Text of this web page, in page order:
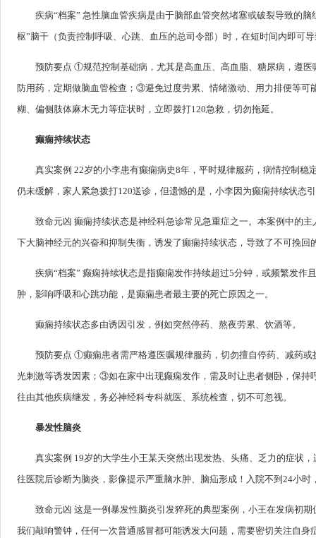
疾病“档案” 急性脑血管疾病是由于脑部血管突然堵塞或破裂导致的
枢”脑干（负责控制呼吸、心跳、血压的总司令部）时，在短时间内即可
预防要点 ①规范控制基础病，尤其是高血压、高血脂、糖尿病，遵
防用药，定期做脑血管检查；③避免过度劳累、情绪激动、用力排便等
糊、偏侧肢体麻木无力等症状时，立即拨打120急救，切勿拖延。
癫痫持续状态
真实案例 22岁的小李患有癫痫病史8年，平时规律服药，病情控制
仍未缓解，家人紧急拨打120送诊，但遗憾的是，小李因为癫痫持续状态
致命元凶 癫痫持续状态是神经科急诊常见急重症之一。本案例中的
下大脑神经元的兴奋和抑制失衡，诱发了癫痫持续状态，导致了不可挽回
疾病“档案” 癫痫持续状态是指癫痫发作持续超过5分钟，或频繁发
肿，影响呼吸和心跳功能，是癫痫患者最主要的死亡原因之一。
癫痫持续状态多由诱因引发，例如突然停药、熬夜劳累、饮酒等。
预防要点 ①癫痫患者需严格遵医嘱规律服药，切勿擅自停药、减药
光刺激等诱发因素；③如在家中出现癫痫发作，需及时让患者侧卧，保
往由其他疾病继发，务必神经科专科就医、系统检查，切不可忽视。
暴发性脑炎
真实案例 19岁的大学生小王某天突然出现发热、头痛、乏力的症状
往医院后诊断为脑炎，影像提示严重脑水肿、脑疝形成！入院不到24小
致命元凶 这是一例暴发性脑炎引发猝死的典型案例，小王在发病初
我们敲响警钟，任何一次普通感冒都可能诱发大问题，需要密切关注自身